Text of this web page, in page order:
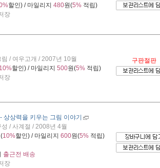
할인) / 마일리지 480원(5% 적립)
장
/ 여우고개 / 2007년 10월
10%할인) / 마일리지 500원(5% 적립)
장
구판절판
- 상상력을 키우는 그림 이야기
/ 사계절 / 2008년 4월
10%할인) / 마일리지 600원(5% 적립)
출근전 배송
장